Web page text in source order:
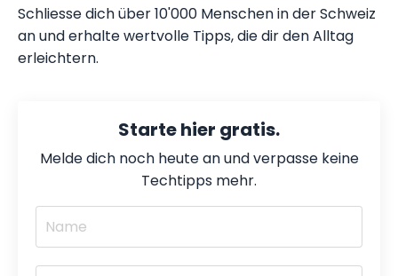
Schliesse dich über 10'000 Menschen in der Schweiz
an und erhalte wertvolle Tipps, die dir den Alltag
erleichtern.
Starte hier gratis.
Melde dich noch heute an und verpasse keine
Techtipps mehr.